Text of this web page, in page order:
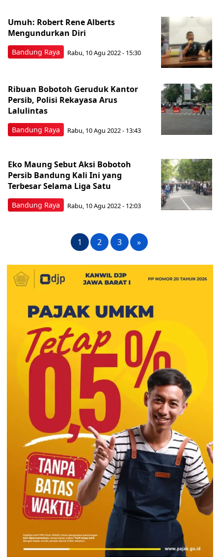
Bandung Raya
Umuh: Robert Rene Alberts
Mengundurkan Diri
Rabu, 10 Agu 2022 - 15:30
Bandung Raya
Ribuan Bobotoh Geruduk Kantor
Persib, Polisi Rekayasa Arus
Lalulintas
Rabu, 10 Agu 2022 - 13:43
Bandung Raya
Eko Maung Sebut Aksi Bobotoh
Persib Bandung Kali Ini yang
Terbesar Selama Liga Satu
Rabu, 10 Agu 2022 - 12:03
1 2 3 »